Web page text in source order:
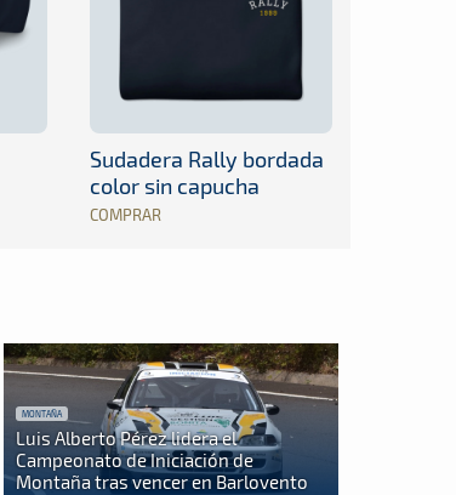
Sudadera Rally bordada
color sin capucha
COMPRAR
MONTAÑA
Luis Alberto Pérez lidera el
Campeonato de Iniciación de
Montaña tras vencer en Barlovento